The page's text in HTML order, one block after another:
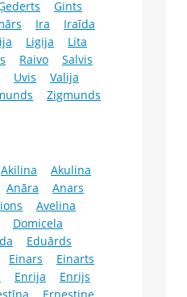
Gints
Ira
Iraīda
Ligija
Lita
Raivo
Salvis
Uvis
Valija
Zigmunds
Akilina
Akulina
Anāra
Anars
Avelina
Domicela
Eduārds
Einars
Einarts
Enrija
Enrijs